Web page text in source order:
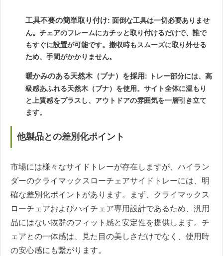
工具不要の簡単取り付け: 面倒な工具は一切必要ありませ
ん。チェアのフレームにカチッと取り付けるだけで、誰で
もすぐに設置が可能です。撤収時もスムーズに取り外せる
ため、手間がかかりません。
暖かみのある天然木（ブナ）を採用: トレー部分には、高
級感あふれる天然木（ブナ）を使用。サイト全体に温もり
と上質感をプラスし、アウトドアの雰囲気を一層引き立て
ます。
他製品との差別化ポイント
市場には様々なサイドトレーが存在しますが、ハイラン
ダーのクライマックスローチェアサイドトレーには、明
確な差別化ポイントがあります。まず、クライマックス
ローチェアおよびハイチェア専用設計であるため、汎用
品にはない抜群のフィット感と安定性を提供します。チ
ェアとの一体感は、見た目の美しさだけでなく、使用時
の安心感にも繋がります。